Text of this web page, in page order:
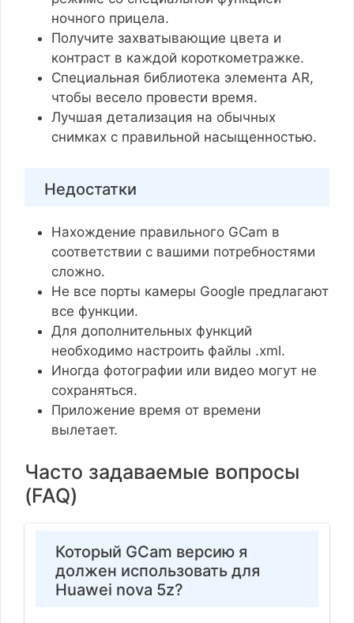
ночного прицела.
Получите захватывающие цвета и
контраст в каждой короткометражке.
Специальная библиотека элемента AR,
чтобы весело провести время.
Лучшая детализация на обычных
снимках с правильной насыщенностью.
Недостатки
Нахождение правильного GCam в
соответствии с вашими потребностями
сложно.
Не все порты камеры Google предлагают
все функции.
Для дополнительных функций
необходимо настроить файлы .xml.
Иногда фотографии или видео могут не
сохраняться.
Приложение время от времени
вылетает.
Часто задаваемые вопросы
(FAQ)
Который GCam версию я
должен использовать для
Huawei nova 5z?